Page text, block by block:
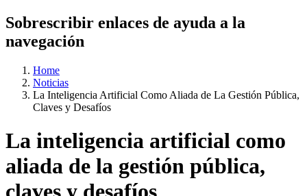
Sobrescribir enlaces de ayuda a la
navegación
Home
Noticias
La Inteligencia Artificial Como Aliada de La Gestión Pública,
Claves y Desafíos
La inteligencia artificial como
aliada de la gestión pública,